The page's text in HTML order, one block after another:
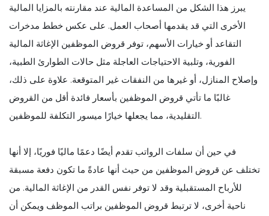
يبرز هذا الشكل من المساعدة المالية عند مقارنته بالمزايا المالية
الأخرى التي قد يقدمها أصحاب العمل. على عكس خطط مدخرات
التقاعد أو خيارات الأسهم، توفر قروض الموظفين الإغاثة المالية
الفورية، وتلبية الاحتياجات العاجلة مثل حالات الطوارئ الطبية،
وإصلاح المنازل، أو غيرها من النفقات غير المتوقعة. علاوة على ذلك،
غالبًا ما تأتي قروض الموظفين بأسعار فائدة أقل من القروض
التقليدية، مما يجعلها خيارًا ميسور التكلفة للموظفين.
في حين أن سلفات الرواتب تقدم أيضًا دعمًا ماليًا فوريًا، إلا أنها
تختلف عن قروض الموظفين من حيث أنها عادةً ما تكون دفعة مسبقة
للأرباح المستقبلية وقد لا توفر نفس القدر من الإغاثة المالية. من
ناحية أخرى، لا ترتبط قروض الموظفين براتب الموظف ويمكن أن